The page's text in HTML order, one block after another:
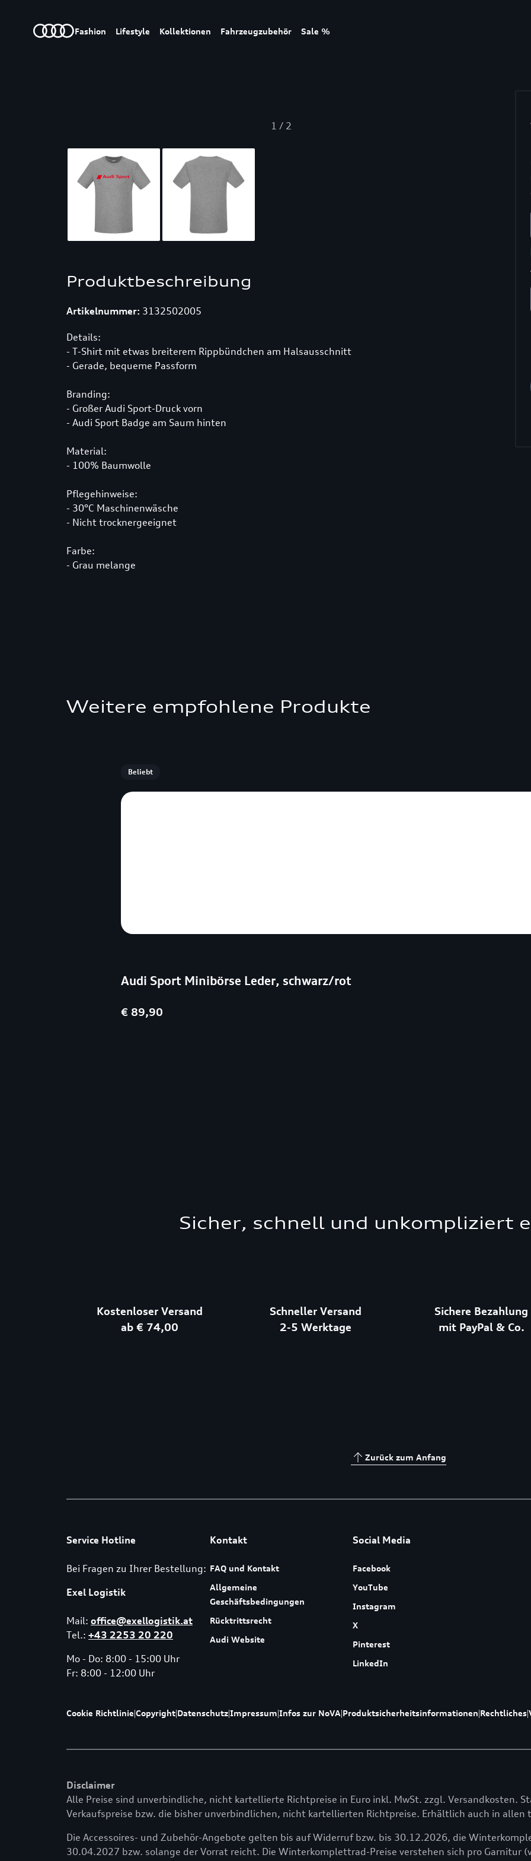
Fashion Lifestyle Kollektionen Fahrzeugzubehör Sale %
1 / 2
Produktbeschreibung
Artikelnummer: 3132502005
Details:
- T-Shirt mit etwas breiterem Rippbündchen am Halsausschnitt
- Gerade, bequeme Passform
Branding:
- Großer Audi Sport-Druck vorn
- Audi Sport Badge am Saum hinten
Material:
- 100% Baumwolle
Pflegehinweise:
- 30°C Maschinenwäsche
- Nicht trocknergeeignet
Farbe:
- Grau melange
Weitere empfohlene Produkte
Beliebt
Audi Sport Minibörse Leder, schwarz/rot
€ 89,90
Sicher, schnell und unkompliziert
Kostenloser Versand
ab € 74,00
Schneller Versand
2-5 Werktage
Sichere Bezahlung
mit PayPal & Co.
Zurück zum Anfang
Service Hotline
Bei Fragen zu Ihrer Bestellung:
Exel Logistik
Mail: office@exellogistik.at
Tel.: +43 2253 20 220
Mo - Do: 8:00 - 15:00 Uhr
Fr: 8:00 - 12:00 Uhr
Kontakt
FAQ und Kontakt
Allgemeine
Geschäftsbedingungen
Rücktrittsrecht
Audi Website
Social Media
Facebook
YouTube
Instagram
X
Pinterest
LinkedIn
Cookie Richtlinie|Copyright|Datenschutz|Impressum|Infos zur NoVA|Produktsicherheitsinformationen|Rechtliches|
Disclaimer
Alle Preise sind unverbindliche, nicht kartellierte Richtpreise in Euro inkl. MwSt. zzgl. Versandkosten.
Verkaufspreise bzw. die bisher unverbindlichen, nicht kartellierten Richtpreise. Erhältlich auch in allen
Die Accessoires- und Zubehör-Angebote gelten bis auf Widerruf bzw. bis 30.12.2026, die
30.04.2027 bzw. solange der Vorrat reicht. Die Winterkomplettrad-Preise verstehen sich pro Garnitur